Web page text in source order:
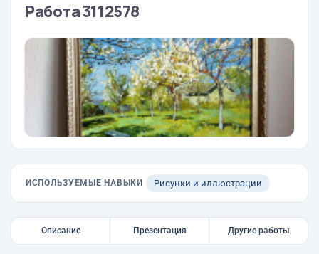
Работа 3112578
ИСПОЛЬЗУЕМЫЕ НАВЫКИ Рисунки и иллюстрации
Описание Презентация Другие работы